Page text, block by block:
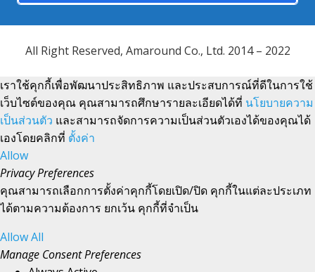
All Right Reserved, Amaround Co., Ltd. 2014 – 2022
เราใช้คุกกี้เพื่อพัฒนาประสิทธิภาพ และประสบการณ์ที่ดีในการใช้
เว็บไซต์ของคุณ คุณสามารถศึกษารายละเอียดได้ที่ นโยบายความ
เป็นส่วนตัว และสามารถจัดการความเป็นส่วนตัวเองได้ของคุณได้
เองโดยคลิกที่ ตั้งค่า
Allow
Privacy Preferences
คุณสามารถเลือกการตั้งค่าคุกกี้โดยเปิด/ปิด คุกกี้ในแต่ละประเภท
ได้ตามความต้องการ ยกเว้น คุกกี้ที่จำเป็น
Allow All
Manage Consent Preferences